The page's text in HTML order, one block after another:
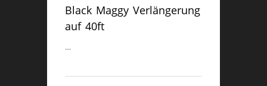
Black Maggy Verlängerung
auf 40ft
…